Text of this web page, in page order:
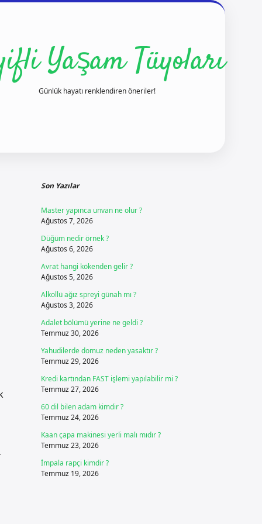
Yaşam Tüyoları
Günlük hayatı renklendiren öneriler!
Son Yazılar
Master yapınca unvan ne olur ?
Ağustos 7, 2026
Düğüm nedir örnek ?
Ağustos 6, 2026
Avrat hangi kökenden gelir ?
Ağustos 5, 2026
Alkollü ağız spreyi günah mı ?
Ağustos 3, 2026
Adalet bölümü yerine ne geldi ?
Temmuz 30, 2026
Yahudilerde domuz neden yasaktır ?
Temmuz 29, 2026
Kredi kartından FAST işlemi yapılabilir mi ?
Temmuz 27, 2026
60 dil bilen adam kimdir ?
Temmuz 24, 2026
Kaan çapa makinesi yerli malı mıdır ?
Temmuz 23, 2026
İmpala rapçi kimdir ?
Temmuz 19, 2026